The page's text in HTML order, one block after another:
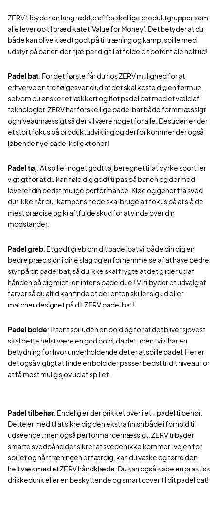
ZERV tilbyder en lang række af forskellige produktgrupper som
alle lever op til prædikatet 'Value for Money'. Det betyder at du
både kan blive klædt godt på til træning og kamp, spille med
udstyr på banen der hjælper dig til at folde dit potentiale helt ud!
Padel bat: For det første får du hos ZERV mulighed for at
erhverve en tro følgesvend ud at det skal koste dig en formue,
selvom du ønsker et lækkert og flot padel bat med et væld af
teknologier. ZERV har forskellige padel bat både formmæssigt
og niveaumæssigt så der vil være noget for alle. Desuden er der
et stort fokus på produktudvikling og derfor kommer der også
løbende nye padel kollektioner!
Padel tøj: At spille i noget godt tøj beregnet til at dyrke sport i er
vigtigt for at du kan føle dig godt tilpas på banen og dermed
leverer din bedst mulige performance. Kløe og gener fra sved
dur ikke når du i kampens hede skal bruge alt fokus på at slå de
mest præcise og kraftfulde skud for at vinde over din
modstander.
Padel greb: Et godt greb om dit padel bat vil både din dig en
bedre præcision i dine slag og en fornemmelse af at have bedre
styr på dit padel bat, så du ikke skal frygte at det glider ud af
hånden på dig midt i en intens padelduel! Vi tilbyder et udvalg af
farver så du altid kan finde et der enten skiller sig ud eller
matcher designet på dit ZERV padel bat!
Padel bolde: Intent spil uden en bold og for at det bliver sjovest
skal dette helst være en god bold, da det uden tvivl har en
betydning for hvor underholdende det er at spille padel. Her er
det også vigtigt at finde en bold der passer bedst til dit niveau for
at få mest mulig sjov ud af spillet.
Padel tilbehør: Endelig er der prikket over i'et - padel tilbehør.
Dette er med til at sikre dig den ekstra finish både i forhold til
udseendet men også performancemæssigt. ZERV tilbyder
smarte svedbånd der sikrer at sveden ikke kommer i vejen for
spillet og når træningen er færdig, kan du vaske og tørre den
helt væk med et ZERV håndklæde. Du kan også købe en praktisk
drikkedunk eller en beskyttende og smart cover til dit padel bat!